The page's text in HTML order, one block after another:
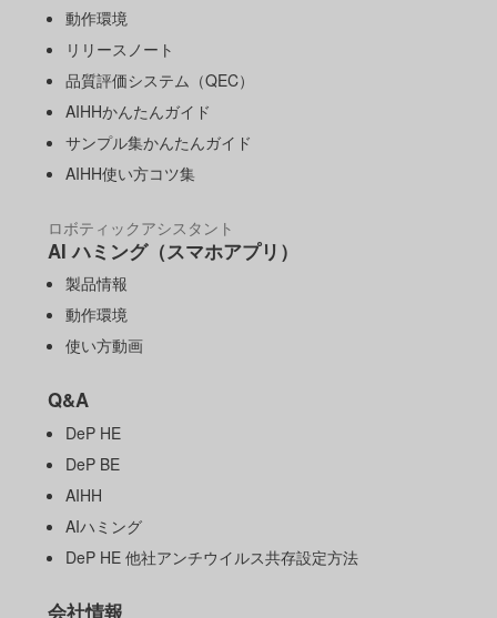
動作環境
リリースノート
品質評価システム（QEC）
AIHHかんたんガイド
サンプル集かんたんガイド
AIHH使い方コツ集
ロボティックアシスタント
AI ハミング（スマホアプリ）
製品情報
動作環境
使い方動画
Q&A
DeP HE
DeP BE
AIHH
AIハミング
DeP HE 他社アンチウイルス共存設定方法
会社情報